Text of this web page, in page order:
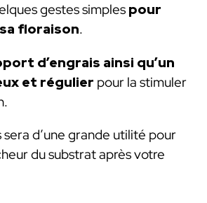
gestes simples pour
floraison.
d’engrais ainsi qu’un
et régulier pour la stimuler
sera d’une grande utilité pour
du substrat après votre